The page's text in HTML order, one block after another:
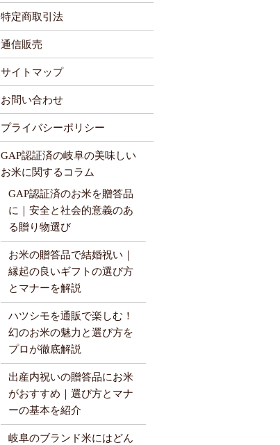
特定商取引法
通信販売
サイトマップ
お問い合わせ
プライバシーポリシー
GAP認証済の岐阜の美味しい
お米に関するコラム
GAP認証済のお米を贈答品
に｜安全と社会的意義のあ
る贈り物選び
お米の贈答品で結婚祝い｜
縁起の良いギフトの選び方
とマナーを解説
ハツシモを通販で楽しむ！
幻のお米の魅力と選び方を
プロが徹底解説
出産内祝いの贈答品にお米
がおすすめ｜選び方とマナ
ーの基本を紹介
岐阜のブランド米にはどん